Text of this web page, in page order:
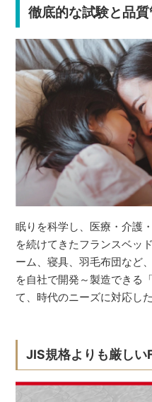
徹底的な試験と品
眠りを科学し、医療・介護
を続けてきたフランスベッ
ーム、寝具、羽毛布団など
を自社で開発～製造できる
て、時代のニーズに対応し
JIS規格よりも厳しい